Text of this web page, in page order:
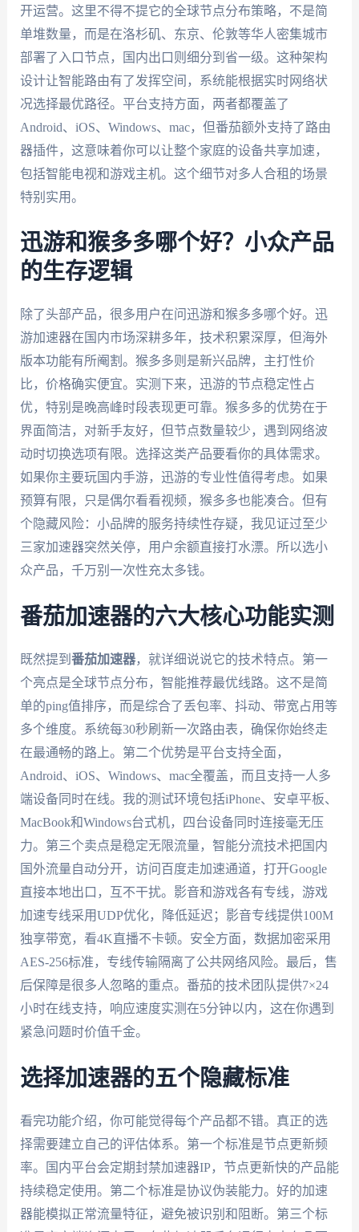
开运营。这里不得不提它的全球节点分布策略，不是简
单堆数量，而是在洛杉矶、东京、伦敦等华人密集城市
部署了入口节点，国内出口则细分到省一级。这种架构
设计让智能路由有了发挥空间，系统能根据实时网络状
况选择最优路径。平台支持方面，两者都覆盖了
Android、iOS、Windows、mac，但番茄额外支持了路由
器插件，这意味着你可以让整个家庭的设备共享加速，
包括智能电视和游戏主机。这个细节对多人合租的场景
特别实用。
迅游和猴多多哪个好？小众产品
的生存逻辑
除了头部产品，很多用户在问迅游和猴多多哪个好。迅
游加速器在国内市场深耕多年，技术积累深厚，但海外
版本功能有所阉割。猴多多则是新兴品牌，主打性价
比，价格确实便宜。实测下来，迅游的节点稳定性占
优，特别是晚高峰时段表现更可靠。猴多多的优势在于
界面简洁，对新手友好，但节点数量较少，遇到网络波
动时切换选项有限。选择这类产品要看你的具体需求。
如果你主要玩国内手游，迅游的专业性值得考虑。如果
预算有限，只是偶尔看看视频，猴多多也能凑合。但有
个隐藏风险：小品牌的服务持续性存疑，我见证过至少
三家加速器突然关停，用户余额直接打水漂。所以选小
众产品，千万别一次性充太多钱。
番茄加速器的六大核心功能实测
既然提到 番茄加速器，就详细说说它的技术特点。第一
个亮点是全球节点分布，智能推荐最优线路。这不是简
单的ping值排序，而是综合了丢包率、抖动、带宽占用等
多个维度。系统每30秒刷新一次路由表，确保你始终走
在最通畅的路上。第二个优势是平台支持全面，
Android、iOS、Windows、mac全覆盖，而且支持一人多
端设备同时在线。我的测试环境包括iPhone、安卓平板、
MacBook和Windows台式机，四台设备同时连接毫无压
力。第三个卖点是稳定无限流量，智能分流技术把国内
国外流量自动分开，访问百度走加速通道，打开Google
直接本地出口，互不干扰。影音和游戏各有专线，游戏
加速专线采用UDP优化，降低延迟；影音专线提供100M
独享带宽，看4K直播不卡顿。安全方面，数据加密采用
AES-256标准，专线传输隔离了公共网络风险。最后，售
后保障是很多人忽略的重点。番茄的技术团队提供7×24
小时在线支持，响应速度实测在5分钟以内，这在你遇到
紧急问题时价值千金。
选择加速器的五个隐藏标准
看完功能介绍，你可能觉得每个产品都不错。真正的选
择需要建立自己的评估体系。第一个标准是节点更新频
率。国内平台会定期封禁加速器IP，节点更新快的产品能
持续稳定使用。第二个标准是协议伪装能力。好的加速
器能模拟正常流量特征，避免被识别和阻断。第三个标